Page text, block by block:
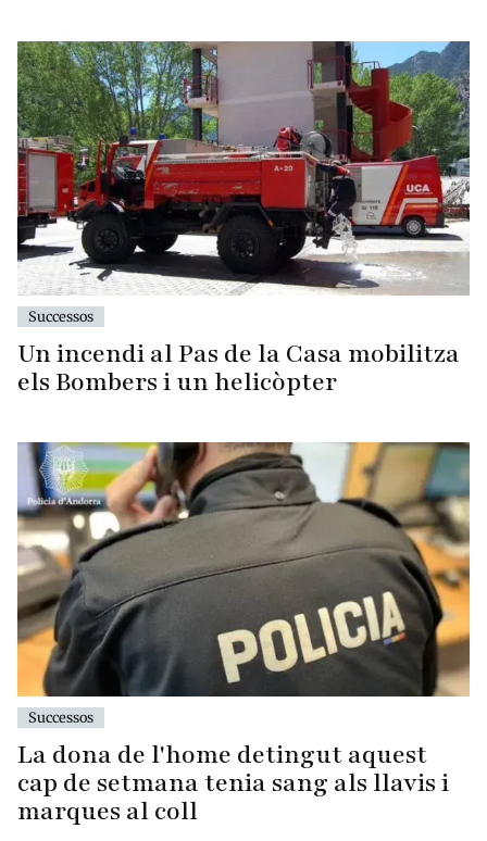
Successos
Un incendi al Pas de la Casa mobilitza
els Bombers i un helicòpter
Successos
La dona de l'home detingut aquest
cap de setmana tenia sang als llavis i
marques al coll